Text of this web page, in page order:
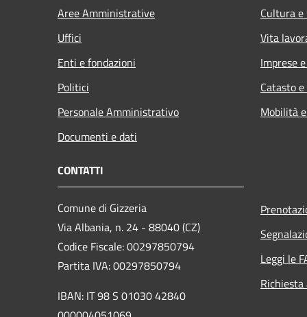
Aree Amministrative
Uffici
Enti e fondazioni
Politici
Personale Amministrativo
Documenti e dati
Cultura
Vita
Imprese
Catasto
Mobilità
CONTATTI
Comune di Gizzeria
Via Albania, n. 24 - 88040 (CZ)
Codice Fiscale: 00297850794
Partita IVA: 00297850794
IBAN: IT 98 S 01030 42840
Leggi le